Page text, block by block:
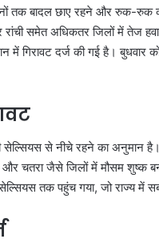
तक बादल छाए रहने और रुक-रुक
समेत अधिकतर जिलों में तेज
में गिरावट दर्ज की गई है। बुधवार
सेल्सियस से नीचे रहने का अनुमान
और चतरा जैसे जिलों में मौसम शुष्क
तक पहुंच गया, जो राज्य में